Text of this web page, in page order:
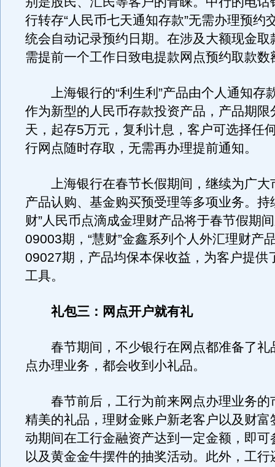
行转存“人民币七天通知存款”无需办理预约
统会自动记录预约日期。在涉及大额现金取
需提前一个工作日致电提款网点预约取款数
上海银行的“利生利”产品由个人通知存
作为新型的人民币存款投资产品，产品期限
天，起存5万元，复利计息，客户可选择任
行网点随时存取，无需再办理提前通知。
上海银行在春节长假期间，继续为广大
产品认购、基金购买预受理等多项业务。持
财”人民币点滴成金理财产品将于春节假期
09003期，“慧财”金鑫系列个人外汇理财产
09027期，产品均保本保收益，为客户提供
工具。
礼包三：网点开户就有礼
春节期间，不少银行在网点都准备了礼
点办理业务，都会收到小礼品。
春节前后，工行为前来网点办理业务的
精美的礼品，理财金账户新老客户以及财富
动期间在工行金融资产达到一定金额，即可
以及黄金金牛摆件的抽奖活动。此外，工行